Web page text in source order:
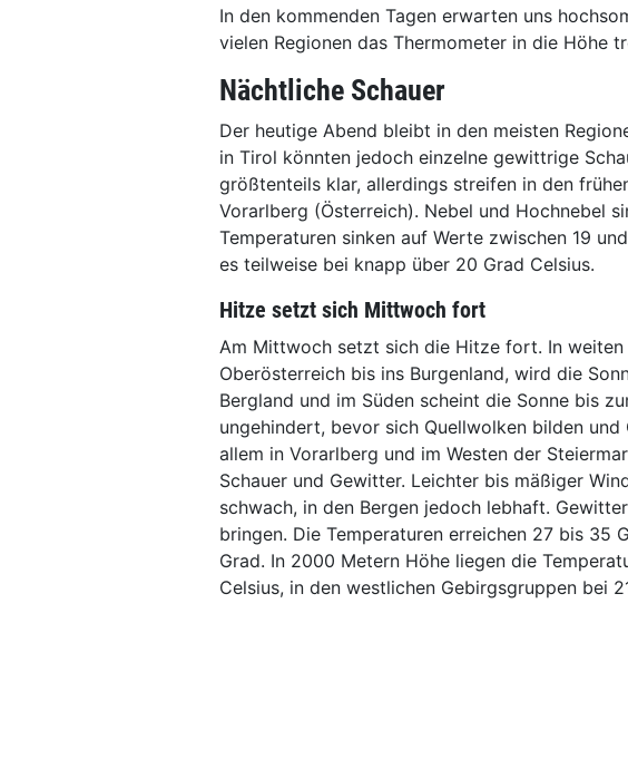
In den kommenden Tagen erwarten uns
vielen Regionen das Thermometer in die Höhe
Nächtliche Schauer
Der heutige Abend bleibt in den meisten
in Tirol könnten jedoch einzelne gewittrige
größtenteils klar, allerdings streifen in den
Vorarlberg (Österreich). Nebel und Hochnebel
Temperaturen sinken auf Werte zwischen 19
es teilweise bei knapp über 20 Grad Celsius.
Hitze setzt sich Mittwoch fort
Am Mittwoch setzt sich die Hitze fort. In weiten
Oberösterreich bis ins Burgenland, wird die
Bergland und im Süden scheint die Sonne bis
ungehindert, bevor sich Quellwolken bilden
allem in Vorarlberg und im Westen der
Schauer und Gewitter. Leichter bis mäßiger
schwach, in den Bergen jedoch lebhaft.
bringen. Die Temperaturen erreichen 27 bis 35
Grad. In 2000 Metern Höhe liegen die
Celsius, in den westlichen Gebirgsgruppen bei